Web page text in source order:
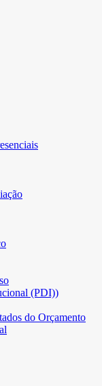
(PDI))
do Orçamento